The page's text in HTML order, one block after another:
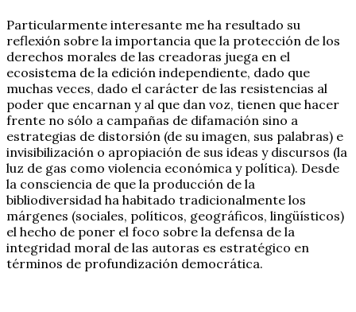
Particularmente interesante me ha resultado su
reflexión sobre la importancia que la protección de los
derechos morales de las creadoras juega en el
ecosistema de la edición independiente, dado que
muchas veces, dado el carácter de las resistencias al
poder que encarnan y al que dan voz, tienen que hacer
frente no sólo a campañas de difamación sino a
estrategias de distorsión (de su imagen, sus palabras) e
invisibilización o apropiación de sus ideas y discursos (la
luz de gas como violencia económica y política). Desde
la consciencia de que la producción de la
bibliodiversidad ha habitado tradicionalmente los
márgenes (sociales, políticos, geográficos, lingüísticos)
el hecho de poner el foco sobre la defensa de la
integridad moral de las autoras es estratégico en
términos de profundización democrática.